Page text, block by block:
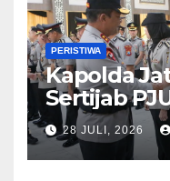
PERISTIWA
Kapolda
Sertijab
Perkuat
Pelayanan
28 JULI, 2026